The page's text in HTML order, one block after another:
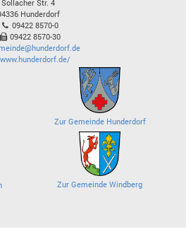
Sollacher Str. 4
Hunderdorf
09422 8570-0
09422 8570-30
www.hunderdorf.de/
Zur Gemeinde Hunderdorf
Zur Gemeinde Windberg